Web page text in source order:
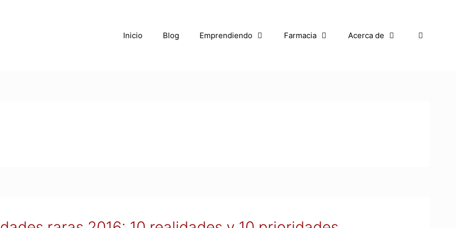
Inicio Blog Emprendiendo Farmacia Acerca de